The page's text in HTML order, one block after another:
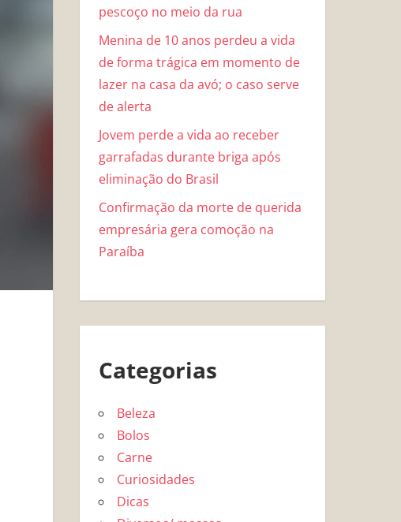
pescoço no meio da rua
Menina de 10 anos perdeu a vida
de forma trágica em momento de
lazer na casa da avó; o caso serve
de alerta
Jovem perde a vida ao receber
garrafadas durante briga após
eliminação do Brasil
Confirmação da morte de querida
empresária gera comoção na
Paraíba
Categorias
Beleza
Bolos
Carne
Curiosidades
Dicas